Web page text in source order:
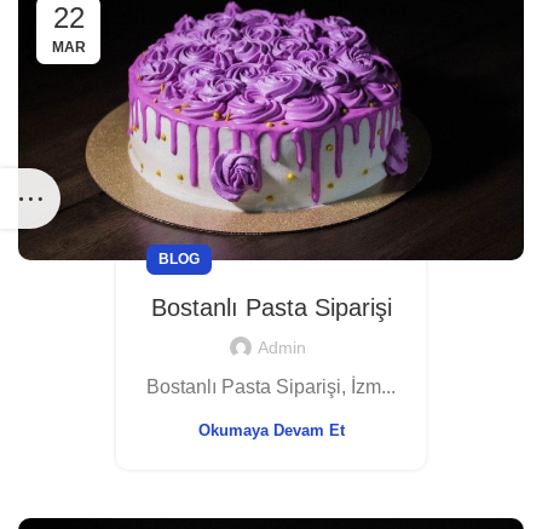
22
MAR
BLOG
Bostanlı Pasta Siparişi
Admin
Bostanlı Pasta Siparişi, İzm...
Okumaya Devam Et